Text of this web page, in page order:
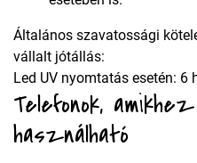
Általános szavatossági
vállalt jótállás:
Led UV nyomtatás esetén: 6
Telefonok,
használható